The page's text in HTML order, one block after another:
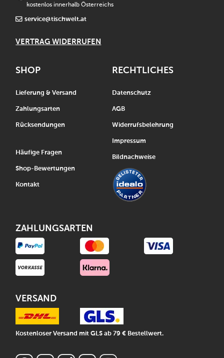
kostenlos innerhalb Österreichs
service@tischwelt.at
VERTRAG WIDERRUFEN
SHOP
Lieferung & Versand
Zahlungsarten
Rücksendungen
Häufige Fragen
Shop-Bewertungen
Kontakt
RECHTLICHES
Datenschutz
AGB
Widerrufsbelehrung
Impressum
Bildnachweise
ZAHLUNGSARTEN
VERSAND
Kostenloser Versand mit GLS ab 79 € Bestellwert.